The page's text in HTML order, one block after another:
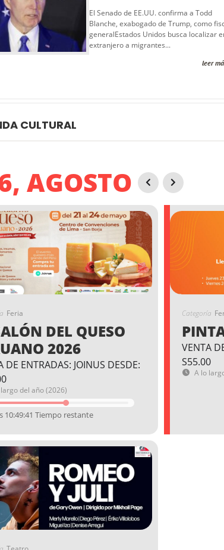
El Senado de EE.UU. confirma a Todd
Blanche, exabogado de Trump, como
generalEstados Unidos busca localizar
extranjero a migrantes...
leer
CULTURAL
AGOSTO
Feria
DEL QUESO
2026
DE ENTRADAS: JOINUS DESDE:
del año (2026)
10:49:40 Tiempo restante
Categoría
VENTA
S55.00
A lo